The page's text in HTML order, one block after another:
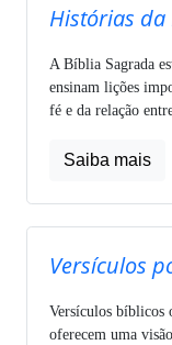
Histórias
A Bíblia Sagrada
ensinam lições
fé e da relação
Saiba mais
Versículos
Versículos bíblicos
oferecem uma